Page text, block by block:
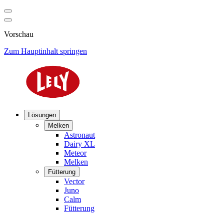
Vorschau
Zum Hauptinhalt springen
Lösungen
Melken
Astronaut
Dairy XL
Meteor
Melken
Fütterung
Vector
Juno
Calm
Fütterung